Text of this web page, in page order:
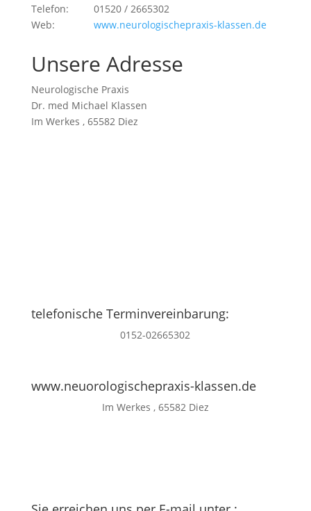
Telefon: 01520 / 2665302
Web: www.neurologischepraxis-klassen.de
Unsere Adresse
Neurologische Praxis
Dr. med Michael Klassen
Im Werkes , 65582 Diez
telefonische Terminvereinbarung:
0152-02665302
www.neuorologischepraxis-klassen.de
Im Werkes , 65582 Diez